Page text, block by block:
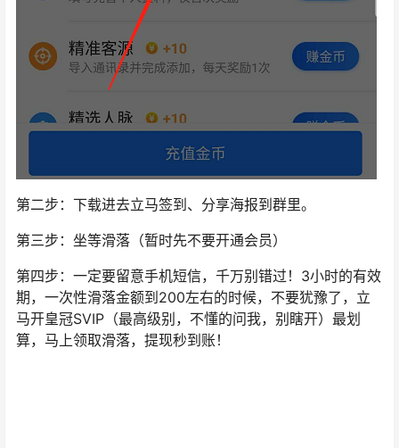
第二步：下载进去立马签到、分享海报到群里。
第三步：坐等滑落（暂时先不要开通会员）
第四步：一定要留意手机短信，千万别错过！3小时的有效
期，一次性滑落金额到200左右的时候，不要犹豫了，立
马开皇冠SVIP（最高级别，不懂的问我，别瞎开）最划
算，马上领取滑落，提现秒到账！